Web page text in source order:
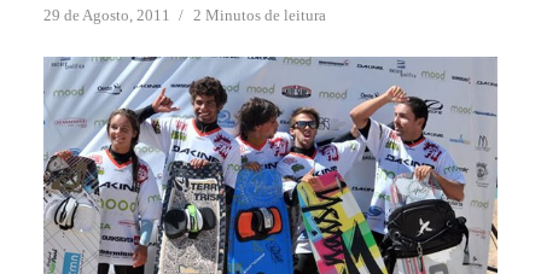
29 de Agosto, 2011
2 Minutos de leitura